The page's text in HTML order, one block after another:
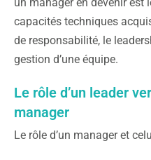
capacités techniques
de responsabilité, le
gestion d’une équipe.
Le rôle d’un leader
manager
Le rôle d’un manager et